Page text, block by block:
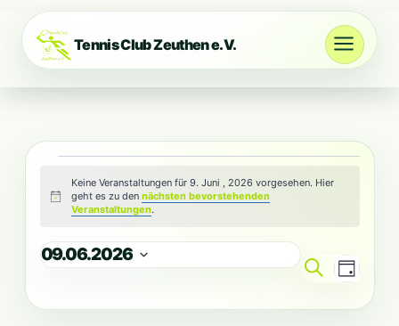
Inhalt
springen
Tennis Club Zeuthen e.V.
Veranstaltungen
für
9.
Juni
Hinweis
Keine Veranstaltungen für 9. Juni , 2026 vorgesehen. Hier
geht es zu den nächsten bevorstehenden
Veranstaltungen.
Suche
Suche
Tag
09.06.2026